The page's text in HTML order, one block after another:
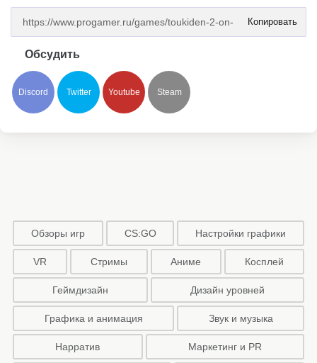
Копировать
Обсудить
Discord Twitter Youtube Steam
Обзоры игр CS:GO Настройки графики
VR Стримы Аниме Косплей
Геймдизайн Дизайн уровней
Графика и анимация Звук и музыка
Нарратив Маркетинг и PR